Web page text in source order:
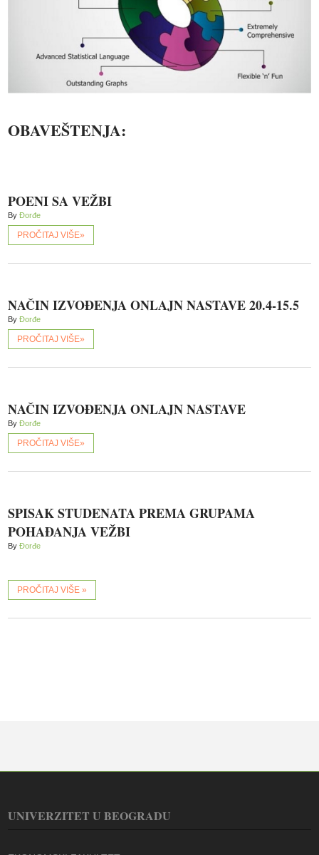
OBAVEŠTENJA:
POENI SA VEŽBI
ByĐorđe
PROČITAJ VIŠE»
NAČIN IZVOĐENJA ONLAJN NASTAVE 20.4-15.5
ByĐorđe
PROČITAJ VIŠE»
NAČIN IZVOĐENJA ONLAJN NASTAVE
ByĐorđe
PROČITAJ VIŠE»
SPISAK STUDENATA PREMA GRUPAMA
POHAĐANJA VEŽBI
ByĐorđe
PROČITAJ VIŠE »
UNIVERZITET U BEOGRADU